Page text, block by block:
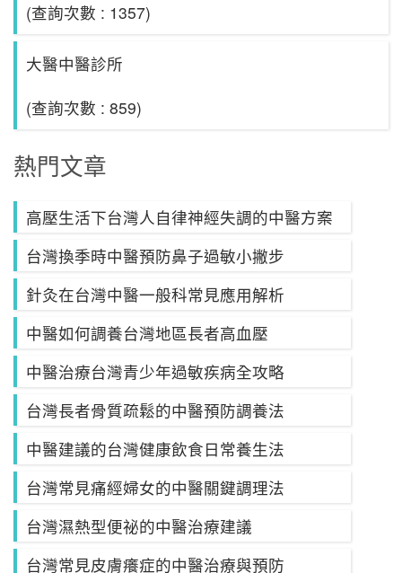
(查詢次數 : 1357)
大醫中醫診所
(查詢次數 : 859)
熱門文章
高壓生活下台灣人自律神經失調的中醫方案
台灣換季時中醫預防鼻子過敏小撇步
針灸在台灣中醫一般科常見應用解析
中醫如何調養台灣地區長者高血壓
中醫治療台灣青少年過敏疾病全攻略
台灣長者骨質疏鬆的中醫預防調養法
中醫建議的台灣健康飲食日常養生法
台灣常見痛經婦女的中醫關鍵調理法
台灣濕熱型便祕的中醫治療建議
台灣常見皮膚癢症的中醫治療與預防